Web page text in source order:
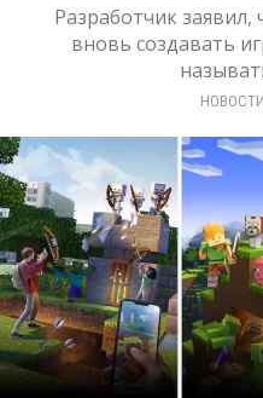
Разработчик заявил,
вновь создавать
НОВОСТИ